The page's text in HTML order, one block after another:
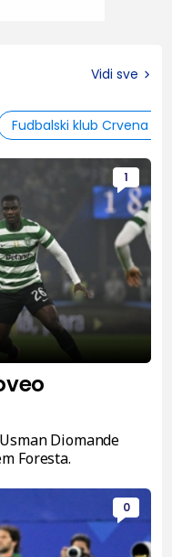
Vidi sve
Fudbalski klub Crvena
1
Diomande
Foresta.
0